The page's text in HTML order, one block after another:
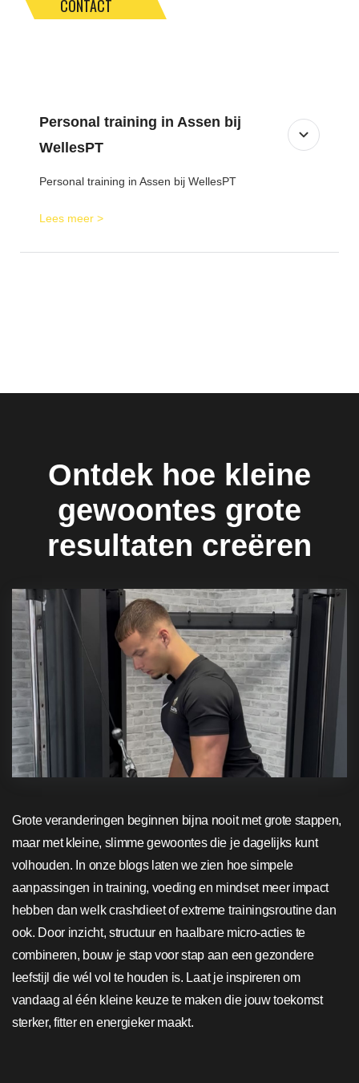
CONTACT
Personal training in Assen bij
WellesPT
Personal training in Assen bij WellesPT
Lees meer >
Ontdek hoe kleine
gewoontes grote
resultaten creëren
Grote veranderingen beginnen bijna nooit met grote stappen,
maar met kleine, slimme gewoontes die je dagelijks kunt
volhouden. In onze blogs laten we zien hoe simpele
aanpassingen in training, voeding en mindset meer impact
hebben dan welk crashdieet of extreme trainingsroutine dan
ook. Door inzicht, structuur en haalbare micro-acties te
combineren, bouw je stap voor stap aan een gezondere
leefstijl die wél vol te houden is. Laat je inspireren om
vandaag al één kleine keuze te maken die jouw toekomst
sterker, fitter en energieker maakt.